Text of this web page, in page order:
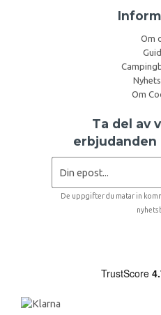
Om
Om
Ta del av
De uppgifter du matar in